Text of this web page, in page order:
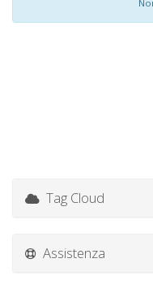
Tag Cloud
Assistenza